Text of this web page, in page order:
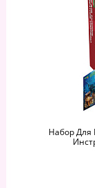
Набор Для